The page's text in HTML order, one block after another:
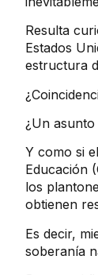
Resulta
Estados
estructura
¿Un
Y como si
Educación
los
obtienen
Es decir,
soberanía